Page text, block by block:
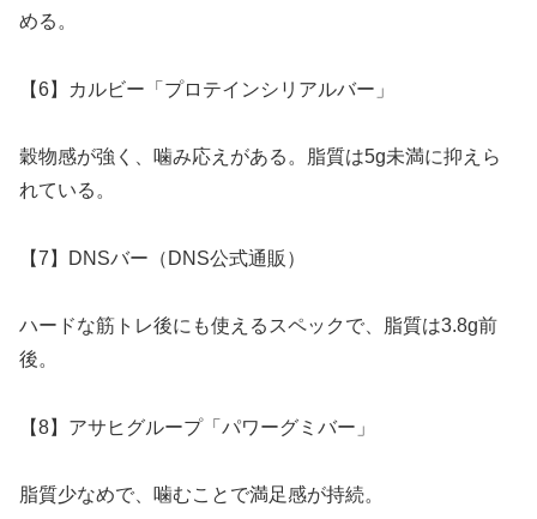
める。
【6】カルビー「プロテインシリアルバー」
穀物感が強く、噛み応えがある。脂質は5g未満に抑えら
れている。
【7】DNSバー（DNS公式通販）
ハードな筋トレ後にも使えるスペックで、脂質は3.8g前
後。
【8】アサヒグループ「パワーグミバー」
脂質少なめで、噛むことで満足感が持続。